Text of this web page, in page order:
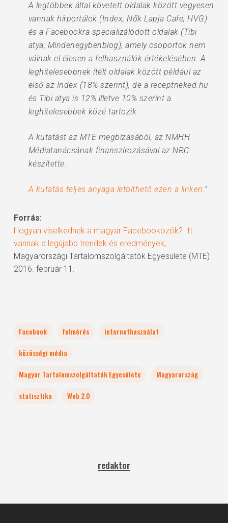
A legtöbbek által követett oldalak között vegyesen
vannak hírportálok (Index, Nők Lapja Cafe, HVG)
és a Facebookra specializálódott oldalak (Tibi
atya, Mindenegybenblog), amely csoportok nem
válnak el élesen a felhasználók értékelésében. A
leghitelesebbnek ítélt oldalak között például az
első az Index (18% szerint), de a receptneked.hu
és Tibi atya is 12% illetve 10% szerint a
leghitelesebbek közé tartozik.
A kutatást az MTE megbízásából, az NMHH
Médiatanácsának finanszírozásával az NRC
készítette.
A kutatás teljes anyaga letölthető ezen a linken.”
Forrás:
Hogyan viselkednek a magyar Facebookozók? Itt
vannak a legújabb trendek és eredmények;
Magyarországi Tartalomszolgáltatók Egyesülete (MTE)
2016. február 11.
Facebook felmérés
internethasználat
közösségi média
Magyar Tartalomszolgáltatók Egyesülete
Magyarország
statisztika
Web 2.0
redaktor